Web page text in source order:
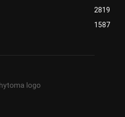
2819
1587